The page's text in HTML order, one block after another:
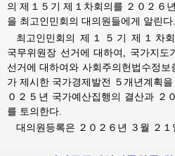
의 제１５기 제１차회의를 ２０２６
을 최고인민회의 대의원들에게 알린다.
최고인민회의 제１５기 제１차회
국무위원장 선거에 대하여, 국가지도
선거에 대하여와 사회주의헌법수정보
가 제시한 국가경제발전 ５개년계획
０２５년 국가예산집행의 결산과 ２
를 토의한다.
대의원등록은 ２０２６년 ３월 ２１